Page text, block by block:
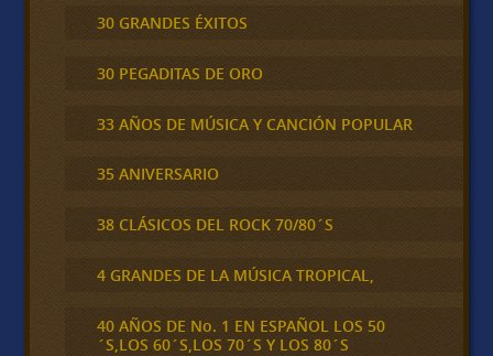
30 GRANDES ÉXITOS
30 PEGADITAS DE ORO
33 AÑOS DE MÚSICA Y CANCIÓN POPULAR
35 ANIVERSARIO
38 CLÁSICOS DEL ROCK 70/80´S
4 GRANDES DE LA MÚSICA TROPICAL,
40 AÑOS DE No. 1 EN ESPAÑOL LOS 50
´S,LOS 60´S,LOS 70´S Y LOS 80´S